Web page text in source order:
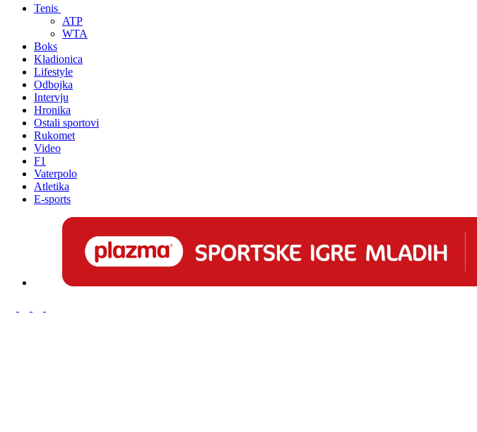
Tenis
ATP
WTA
Boks
Kladionica
Lifestyle
Odbojka
Intervju
Hronika
Ostali sportovi
Rukomet
Video
F1
Vaterpolo
Atletika
E-sports